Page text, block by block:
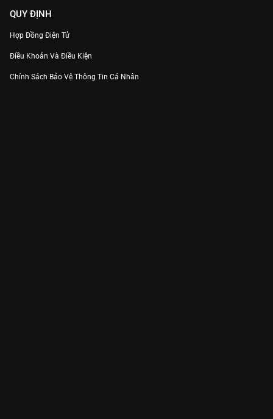
QUY ĐỊNH
Hợp Đồng Điện Tử
Điều Khoản Và Điều Kiện
Chính Sách Bảo Vệ Thông Tin Cá Nhân